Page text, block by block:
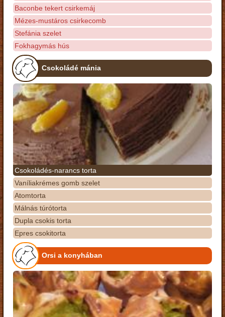
Baconbe tekert csirkemáj
Mézes-mustáros csirkecomb
Stefánia szelet
Fokhagymás hús
Csokoládé mánia
Csokoládés-narancs torta
Vaníliakrémes gomb szelet
Atomtorta
Málnás túrótorta
Dupla csokis torta
Epres csokitorta
Orsi a konyhában